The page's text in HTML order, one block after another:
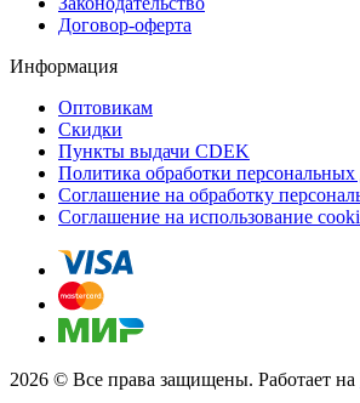
Договор-оферта
Информация
Оптовикам
Скидки
Пункты выдачи CDEK
Политика обработки
Соглашение на обработку
Соглашение на использование
2026 © Все права защищены. Работает на